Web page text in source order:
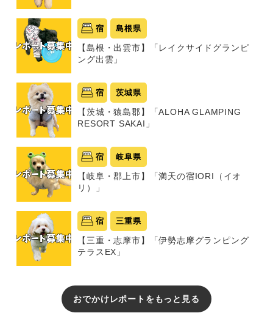
宿 島根県
【島根・出雲市】「レイクサイドグランピ
ング出雲」
宿 茨城県
【茨城・猿島郡】「ALOHA GLAMPING
RESORT SAKAI」
宿 岐阜県
【岐阜・郡上市】「満天の宿IORI（イオ
リ）」
宿 三重県
【三重・志摩市】「伊勢志摩グランピング
テラスEX」
おでかけレポートをもっと見る